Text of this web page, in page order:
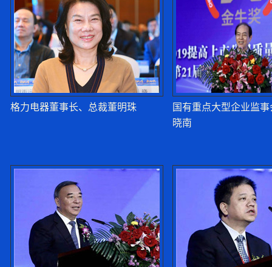
格力电器董事长、总裁董明珠
国有重点大型企业监
晓南